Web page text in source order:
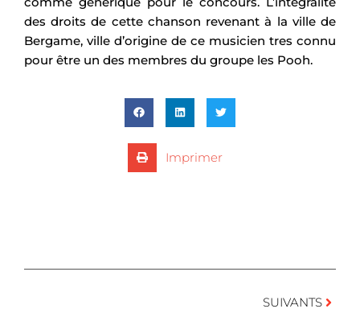
des droits de cette chanson revenant à la ville de
Bergame, ville d’origine de ce musicien tres connu
pour être un des membres du groupe les Pooh.
Imprimer
SUIVANTS